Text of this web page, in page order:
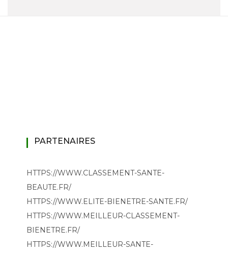
PARTENAIRES
HTTPS://WWW.CLASSEMENT-SANTE-
BEAUTE.FR/
HTTPS://WWW.ELITE-BIENETRE-SANTE.FR/
HTTPS://WWW.MEILLEUR-CLASSEMENT-
BIENETRE.FR/
HTTPS://WWW.MEILLEUR-SANTE-